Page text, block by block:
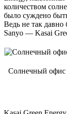
количеством
было суждено
Ведь не так
Sanyo — Kasai
Солнечный офис